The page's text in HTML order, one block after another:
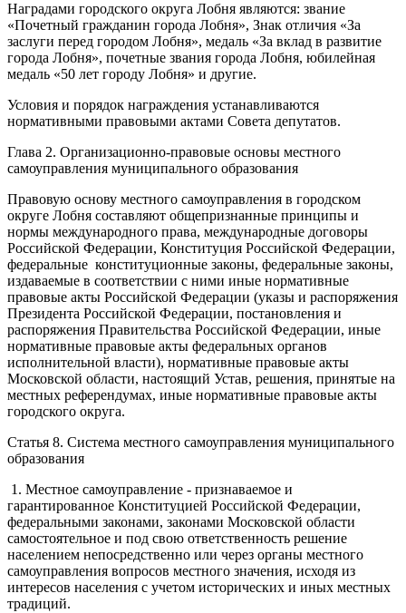
Наградами городского округа Лобня являются: звание
«Почетный гражданин города Лобня», Знак отличия «За
заслуги перед городом Лобня», медаль «За вклад в развитие
города Лобня», почетные звания города Лобня, юбилейная
медаль «50 лет городу Лобня» и другие.
Условия и порядок награждения устанавливаются
нормативными правовыми актами Совета депутатов.
Глава 2. Организационно-правовые основы местного
самоуправления муниципального образования
Правовую основу местного самоуправления в городском
округе Лобня составляют общепризнанные принципы и
нормы международного права, международные договоры
Российской Федерации, Конституция Российской Федерации,
федеральные конституционные законы, федеральные законы,
издаваемые в соответствии с ними иные нормативные
правовые акты Российской Федерации (указы и распоряжения
Президента Российской Федерации, постановления и
распоряжения Правительства Российской Федерации, иные
нормативные правовые акты федеральных органов
исполнительной власти), нормативные правовые акты
Московской области, настоящий Устав, решения, принятые на
местных референдумах, иные нормативные правовые акты
городского округа.
Статья 8. Система местного самоуправления муниципального
образования
1. Местное самоуправление - признаваемое и
гарантированное Конституцией Российской Федерации,
федеральными законами, законами Московской области
самостоятельное и под свою ответственность решение
населением непосредственно или через органы местного
самоуправления вопросов местного значения, исходя из
интересов населения с учетом исторических и иных местных
традиций.